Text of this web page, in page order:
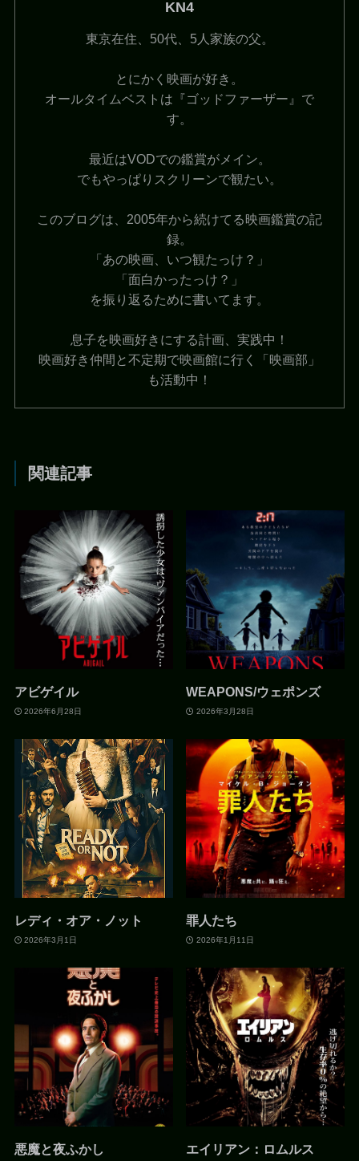
KN4
東京在住、50代、5人家族の父。
とにかく映画が好き。
オールタイムベストは『ゴッドファーザー』で
す。
最近はVODでの鑑賞がメイン。
でもやっぱりスクリーンで観たい。
このブログは、2005年から続けてる映画鑑賞の記
録。
「あの映画、いつ観たっけ？」
「面白かったっけ？」
を振り返るために書いてます。
息子を映画好きにする計画、実践中！
映画好き仲間と不定期で映画館に行く「映画部」
も活動中！
関連記事
アビゲイル
2026年6月28日
WEAPONS/ウェポンズ
2026年3月28日
レディ・オア・ノット
2026年3月1日
罪人たち
2026年1月11日
悪魔と夜ふかし エイリアン：ロムルス